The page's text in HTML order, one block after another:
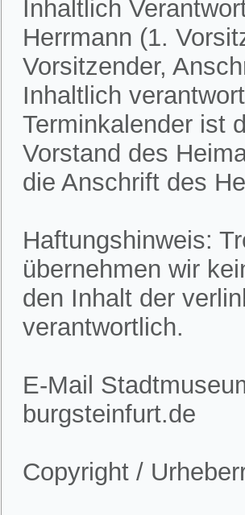
Inhaltlich
Herrmann (1.
Vorsitzender,
Inhaltlich
Terminkalender ist
Vorstand des
die Anschrift des
Haftungshinweis:
übernehmen wir
den Inhalt der
verantwortlich.
E-Mail
burgsteinfurt.de
Copyright /